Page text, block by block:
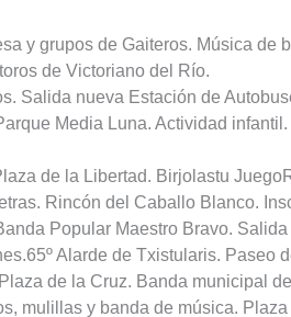
y grupos de Gaiteros. Música de
de Victoriano del Río.
Salida nueva Estación de
Media Luna. Actividad
de la Libertad. Birjolastu
Rincón del Caballo Blanco.
Popular Maestro Bravo.
Alarde de Txistularis. Paseo
de la Cruz. Banda municipal
mulillas y banda de música.